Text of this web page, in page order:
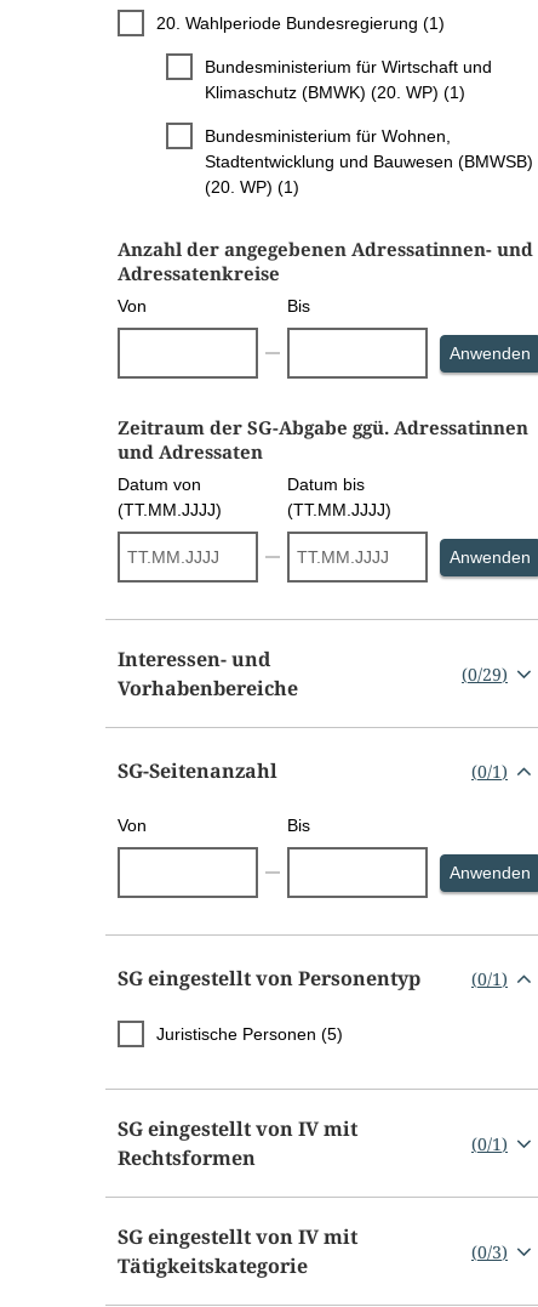
20. Wahlperiode Bundesregierung (1)
Bundesministerium für Wirtschaft und
Klimaschutz (BMWK) (20. WP) (1)
Bundesministerium für Wohnen,
Stadtentwicklung und Bauwesen (BMWSB)
(20. WP) (1)
Anzahl der angegebenen Adressatinnen- und
Adressatenkreise
Von Bis
Anwenden
Zeitraum der SG-Abgabe ggü. Adressatinnen
und Adressaten
Datum von
(TT.MM.JJJJ)
Datum bis
(TT.MM.JJJJ)
Anwenden
Interessen- und
Vorhabenbereiche
(0/29)
SG-Seitenanzahl (0/1)
Von Bis
Anwenden
SG eingestellt von Personentyp (0/1)
Juristische Personen (5)
SG eingestellt von IV mit
Rechtsformen
(0/1)
SG eingestellt von IV mit
Tätigkeitskategorie
(0/3)